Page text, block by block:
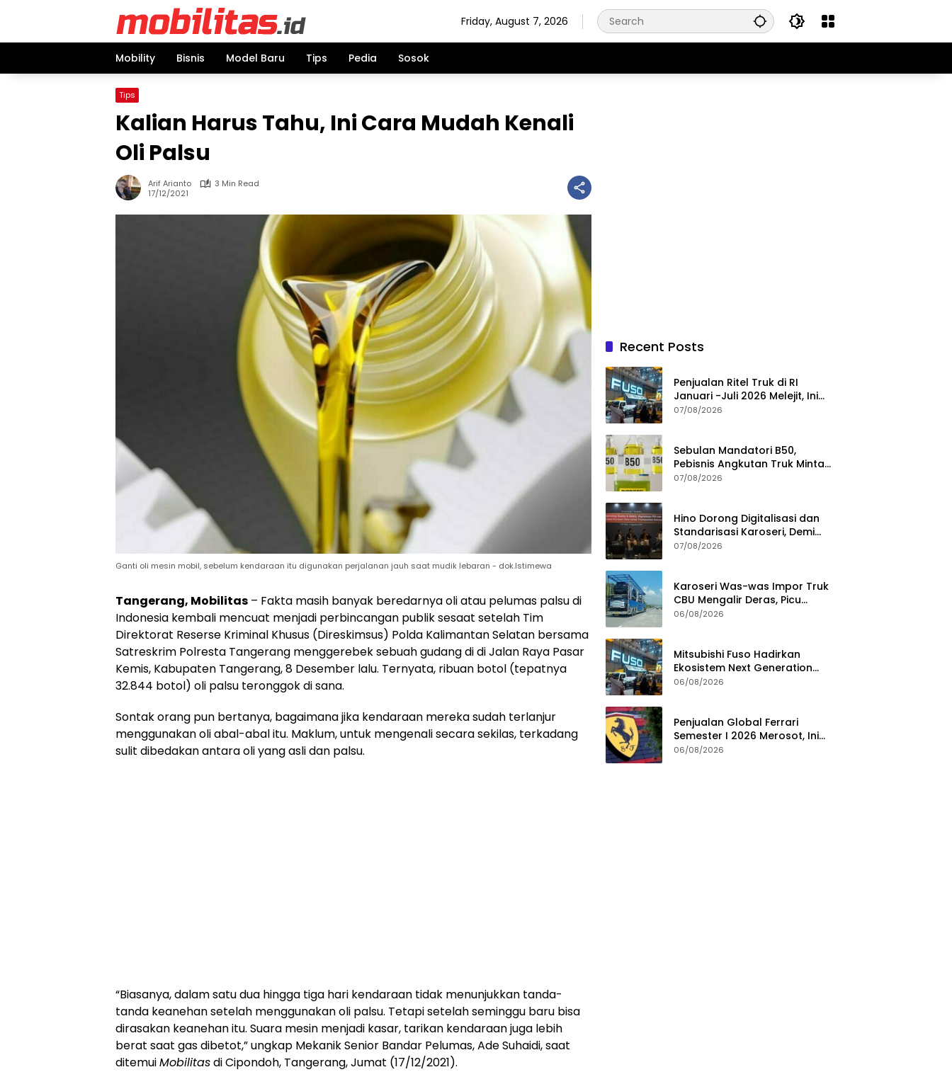
Friday, August 7, 2026
Mobility Bisnis Model Baru Tips Pedia Sosok
Tips
Kalian Harus Tahu, Ini Cara Mudah Kenali
Oli Palsu
Arif Arianto
3 Min Read
17/12/2021
Ganti oli mesin mobil, sebelum kendaraan itu digunakan perjalanan jauh saat mudik lebaran - dok.Istimewa
Tangerang, Mobilitas – Fakta masih banyak beredarnya oli atau pelumas palsu di
Indonesia kembali mencuat menjadi perbincangan publik sesaat setelah Tim
Direktorat Reserse Kriminal Khusus (Direskimsus) Polda Kalimantan Selatan bersama
Satreskrim Polresta Tangerang menggerebek sebuah gudang di di Jalan Raya Pasar
Kemis, Kabupaten Tangerang, 8 Desember lalu. Ternyata, ribuan botol (tepatnya
32.844 botol) oli palsu teronggok di sana.
Sontak orang pun bertanya, bagaimana jika kendaraan mereka sudah terlanjur
menggunakan oli abal-abal itu. Maklum, untuk mengenali secara sekilas, terkadang
sulit dibedakan antara oli yang asli dan palsu.
“Biasanya, dalam satu dua hingga tiga hari kendaraan tidak menunjukkan tanda-
tanda keanehan setelah menggunakan oli palsu. Tetapi setelah seminggu baru bisa
dirasakan keanehan itu. Suara mesin menjadi kasar, tarikan kendaraan juga lebih
berat saat gas dibetot,” ungkap Mekanik Senior Bandar Pelumas, Ade Suhaidi, saat
ditemuiMobilitasdi Cipondoh, Tangerang, Jumat (17/12/2021).
Recent Posts
Penjualan Ritel Truk di RI
Januari -Juli 2026 Melejit, Ini
Pemicuny
07/08/2026
Sebulan Mandatori B50,
Pebisnis Angkutan Truk Minta
Jaminan Ketersediaan BBM
07/08/2026
Hino Dorong Digitalisasi dan
Standarisasi Karoseri, Demi
Jamin Kualitas Kendaraan
07/08/2026
Karoseri Was-was Impor Truk
CBU Mengalir Deras, Picu
Persaingan Tak Sehat
06/08/2026
Mitsubishi Fuso Hadirkan
Ekosistem Next Generation
Zero Down Time di GIIAS 2026
06/08/2026
Penjualan Global Ferrari
Semester I 2026 Merosot, Ini
Penyebabnya
06/08/2026